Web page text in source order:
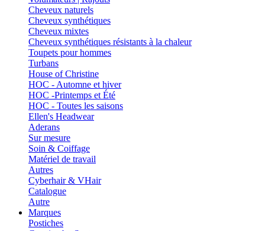
Cheveux naturels
Cheveux synthétiques
Cheveux mixtes
Cheveux synthétiques résistants à la chaleur
Toupets pour hommes
Turbans
House of Christine
HOC - Automne et hiver
HOC -Printemps et Été
HOC - Toutes les saisons
Ellen's Headwear
Aderans
Sur mesure
Soin & Coiffage
Matériel de travail
Autres
Cyberhair & VHair
Catalogue
Autre
Marques
Postiches